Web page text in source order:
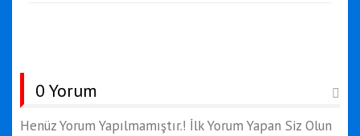
0 Yorum
Henüz Yorum Yapılmamıştır.! İlk Yorum Yapan Siz Olun